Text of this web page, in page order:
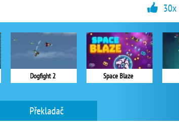
Dogfight 2 Space Blaze
30x
Překladač